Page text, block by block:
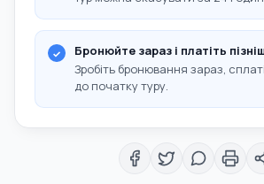
Бронюйте зараз і платіть
Зробіть бронювання зараз,
до початку туру.